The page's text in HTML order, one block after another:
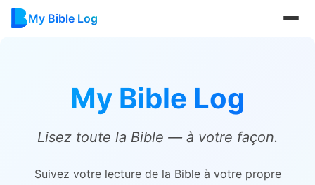
My Bible Log
My Bible Log
Lisez toute la Bible — à votre façon.
Suivez votre lecture de la Bible à votre propre